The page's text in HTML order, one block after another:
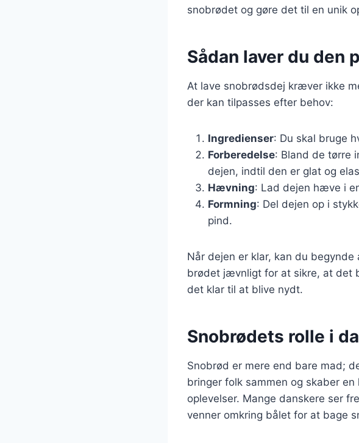
snobrødet og gøre det til en unik
Sådan laver du den
At lave snobrødsdej kræver ikke
der kan tilpasses efter behov:
Ingredienser: Du skal bruge
Forberedelse: Bland de tørre
dejen, indtil den er glat og
Hævning: Lad dejen hæve i
Formning: Del dejen op i
pind.
Når dejen er klar, kan du
brødet jævnligt for at sikre, at det
det klar til at blive nydt.
Snobrødets rolle i
Snobrød er mere end bare mad;
bringer folk sammen og skaber
oplevelser. Mange danskere ser
venner omkring bålet for at bage